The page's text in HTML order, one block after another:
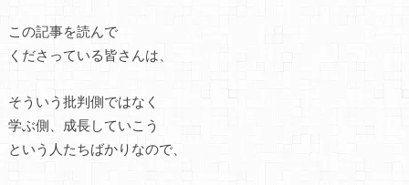
この記事を読んで
くださっている皆さんは、
そういう批判側ではなく
学ぶ側、成長していこう
という人たちばかりなので、